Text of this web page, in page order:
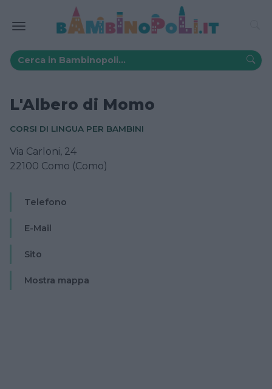
L'Albero di Momo
CORSI DI LINGUA PER BAMBINI
Via Carloni, 24
22100 Como (Como)
Telefono
E-Mail
Sito
Mostra mappa